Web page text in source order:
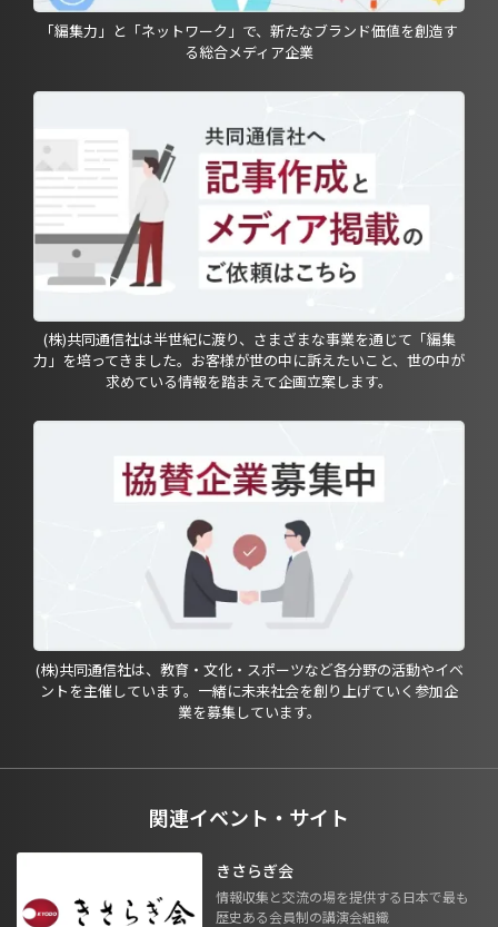
「編集力」と「ネットワーク」で、新たなブランド価値を創造す
る総合メディア企業
(株)共同通信社は半世紀に渡り、さまざまな事業を通じて「編集
力」を培ってきました。お客様が世の中に訴えたいこと、世の中が
求めている情報を踏まえて企画立案します。
(株)共同通信社は、教育・文化・スポーツなど各分野の活動やイベ
ントを主催しています。一緒に未来社会を創り上げていく参加企
業を募集しています。
関連イベント・サイト
きさらぎ会
情報収集と交流の場を提供する日本で最も
歴史ある会員制の講演会組織